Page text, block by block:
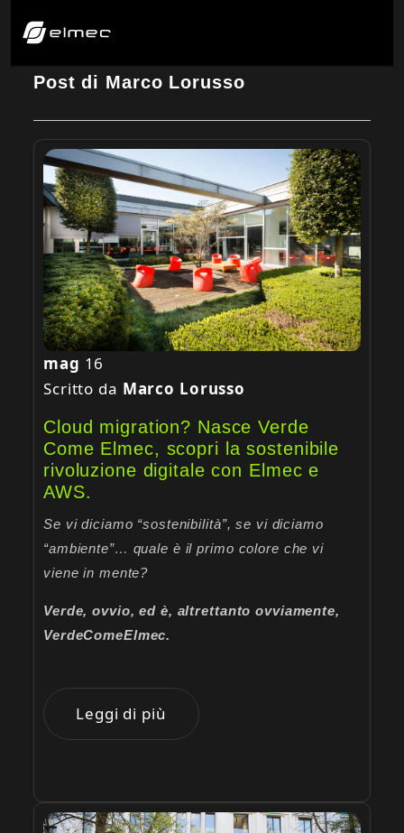
Post di Marco Lorusso
mag 16
Scritto da Marco Lorusso
Cloud migration? Nasce Verde
Come Elmec, scopri la sostenibile
rivoluzione digitale con Elmec e
AWS.
Se vi diciamo “sostenibilità”, se vi diciamo
“ambiente”… quale è il primo colore che vi
viene in mente?
Verde, ovvio, ed è, altrettanto ovviamente,
VerdeComeElmec.
Leggi di più